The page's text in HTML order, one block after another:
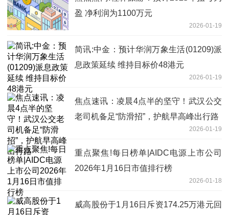
盈 净利润为1100万元
2026-01-19
简讯:中金：预计华润万象生活(01209)派
息政策延续 维持目标价48港元
2026-01-19
焦点速讯：凌晨4点半的坚守！武汉公交
老司机备足“防滑招”，护航早高峰出行路
2026-01-19
重点聚焦!每日榜单|AIDC电源上市公司
2026年1月16日市值排行榜
2026-01-18
威高股份于1月16日斥资174.25万港元回